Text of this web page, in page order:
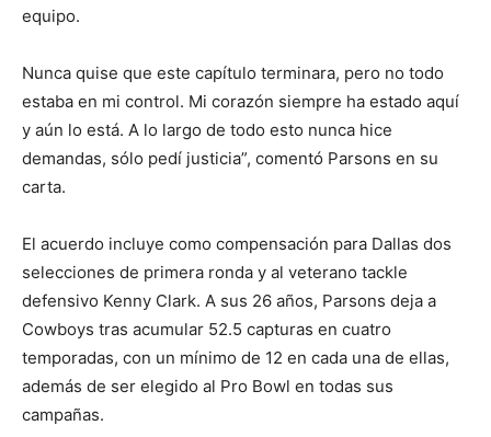
equipo.
Nunca quise que este capítulo terminara, pero no todo
estaba en mi control. Mi corazón siempre ha estado aquí
y aún lo está. A lo largo de todo esto nunca hice
demandas, sólo pedí justicia”, comentó Parsons en su
carta.
El acuerdo incluye como compensación para Dallas dos
selecciones de primera ronda y al veterano tackle
defensivo Kenny Clark. A sus 26 años, Parsons deja a
Cowboys tras acumular 52.5 capturas en cuatro
temporadas, con un mínimo de 12 en cada una de ellas,
además de ser elegido al Pro Bowl en todas sus
campañas.